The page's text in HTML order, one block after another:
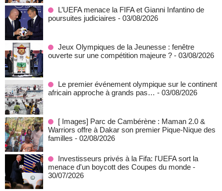
L’UEFA menace la FIFA et Gianni Infantino de
poursuites judiciaires - 03/08/2026
Jeux Olympiques de la Jeunesse : fenêtre
ouverte sur une compétition majeure ? - 03/08/2026
Le premier événement olympique sur le continent
africain approche à grands pas… - 03/08/2026
[ Images] Parc de Cambérène : Maman 2.0 &
Warriors offre à Dakar son premier Pique-Nique des
familles - 02/08/2026
Investisseurs privés à la Fifa: l'UEFA sort la
menace d'un boycott des Coupes du monde -
30/07/2026